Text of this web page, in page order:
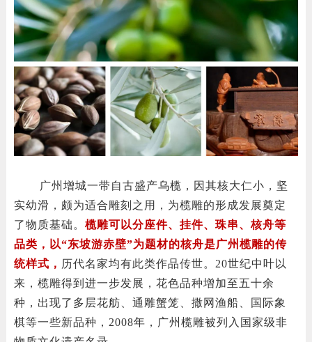
广州增城一带自古盛产乌榄，因其核大仁小，坚
实幼滑，颇为适合雕刻之用，为榄雕的形成发展奠定
了物质基础。榄雕可以分座件、挂件、珠串、核舟等
品类，以“东坡游赤壁”为题材的核舟是广州榄雕的传
统样式， 历代名家均有此类作品传世。20世纪中叶以
来，榄雕得到进一步发展，花色品种增加至五十余
种，出现了多层花舫、通雕蟹笼、撒网渔船、国际象
棋等一些新品种，2008年，广州榄雕被列入国家级非